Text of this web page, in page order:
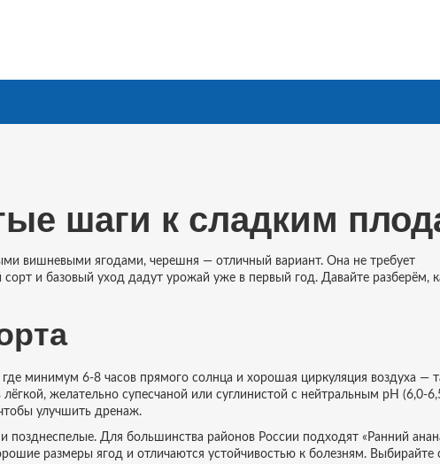
шаги к сладким
вишневыми ягодами, черешня — отличный вариант. Она не требует
и базовый уход дадут урожай уже в первый год. Давайте разберём,
минимум 6‑8 часов прямого солнца и хорошая циркуляция воздуха —
желательно супесчаной или суглинистой с нейтральным pH
улучшить дренаж.
позднеспелые. Для большинства районов России подходят «Ранний
размеры ягод и отличаются устойчивостью к болезням. Выбирайте